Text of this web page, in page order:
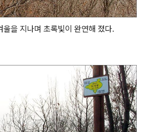
울을 지나며 초록빛이 완연해 졌다.